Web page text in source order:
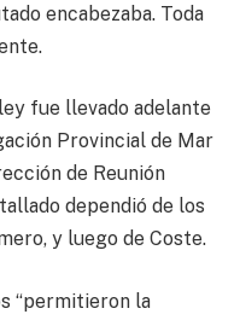
encabezaba. Toda
fue llevado adelante
Provincial de Mar
de Reunión
dependió de los
y luego de Coste.
“permitieron la